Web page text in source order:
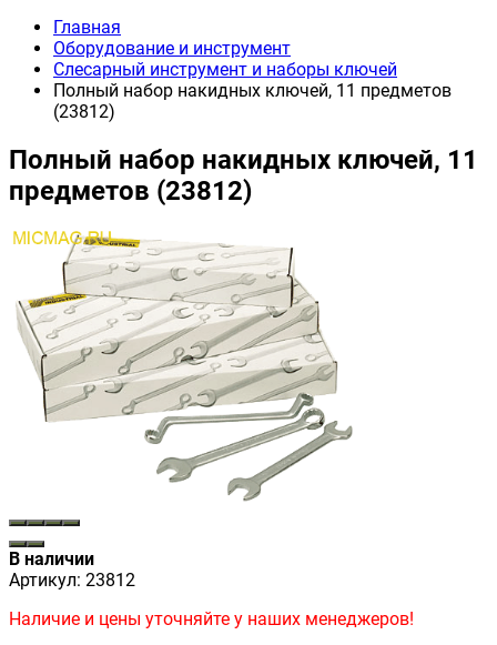
Главная
Оборудование и инструмент
Слесарный инструмент и наборы ключей
Полный набор накидных ключей, 11 предметов
(23812)
Полный набор накидных ключей, 11
предметов (23812)
В наличии
Артикул: 23812
Наличие и цены уточняйте у наших менеджеров!